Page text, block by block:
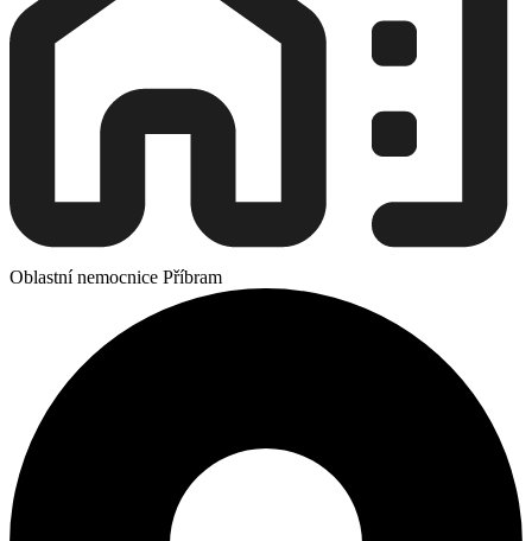
Oblastní nemocnice Příbram